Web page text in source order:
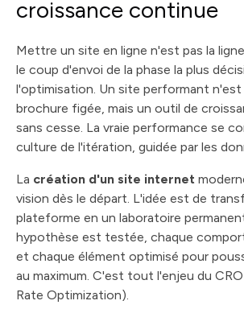
croissance continue
Mettre un site en ligne n'est pas la
le coup d'envoi de la phase la plus
l'optimisation. Un site performant n'est
brochure figée, mais un outil de
sans cesse. La vraie performance se
culture de l'itération, guidée par les
La création d'un site internet
vision dès le départ. L'idée est de
plateforme en un laboratoire
hypothèse est testée, chaque
et chaque élément optimisé pour
au maximum. C'est tout l'enjeu du
Rate Optimization).